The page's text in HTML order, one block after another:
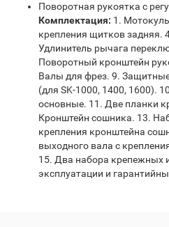
Поворотная рукоятка с
Комплектация: 1.
крепления щитков задняя.
Удлинитель рычага
Поворотный кронштейн
Валы для фрез. 9.
(для SK-1000, 1400, 1600).
основные. 11. Две планки
Кронштейн сошника. 13.
крепления кронштейна
выходного вала с
15. Два набора крепежных
эксплуатации и